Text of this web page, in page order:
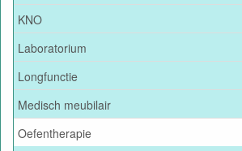
KNO
Laboratorium
Longfunctie
Medisch meubilair
Oefentherapie